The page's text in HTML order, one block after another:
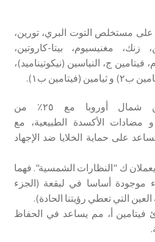
مستخلص التوت البري، تورين،
زنك، مغنيسيوم، بيتا-كاروتين،
فيتامين ج، النياسين (نيكوتيناميد)،
ب۱).
من شمال أوروبا مع ٢٥٪ من
و مضادات الأكسدة الطبيعية، مع
على حماية الخلايا ضد الإجهاد
يعملان ك "النظارات الشمسية". فهما
موجودة أساسا في لبقعة (الجزء
التي تعطي رؤيتنا الحادة).
فيتامين أ‫، مم يساعد في الحفاظ